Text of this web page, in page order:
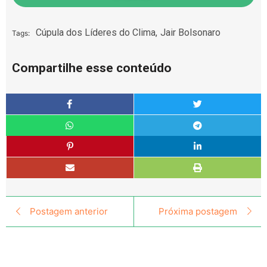
Tags: Cúpula dos Líderes do Clima, Jair Bolsonaro
Compartilhe esse conteúdo
Postagem anterior Próxima postagem